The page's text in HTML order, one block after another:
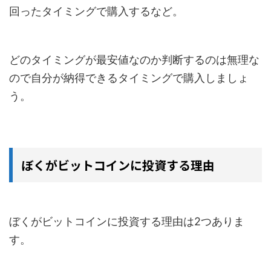
回ったタイミングで購入するなど。
どのタイミングが最安値なのか判断するのは無理な
ので自分が納得できるタイミングで購入しましょ
う。
ぼくがビットコインに投資する理由
ぼくがビットコインに投資する理由は2つありま
す。